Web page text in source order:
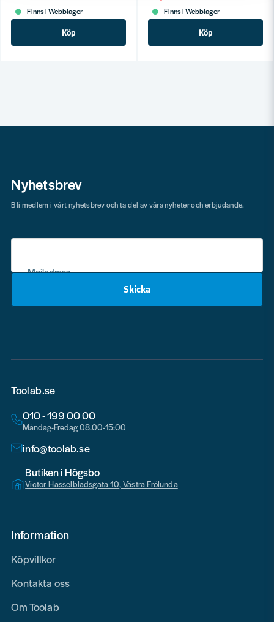
Finns i Webblager
Köp
Finns i Webblager
Köp
Nyhetsbrev
Mejladress
Skicka
Bli medlem i vårt nyhetsbrev och ta del av våra nyheter och erbjudande.
Toolab.se
010 - 199 00 00
Måndag-Fredag 08.00-15:00
info@toolab.se
Butiken i Högsbo
Victor Hasselbladsgata 10, Västra Frölunda
Information
Köpvillkor
Kontakta oss
Om Toolab